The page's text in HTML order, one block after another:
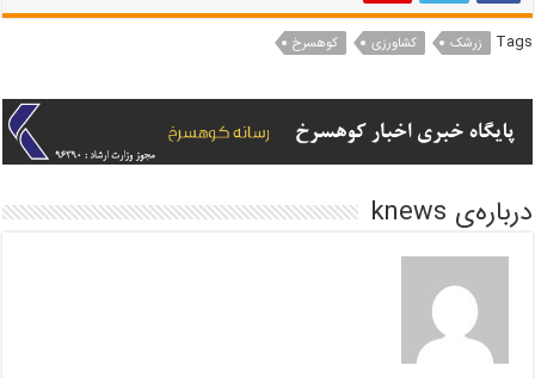
Tags زرشک کشاورزی کوهسرخ
درباره‌ی knews